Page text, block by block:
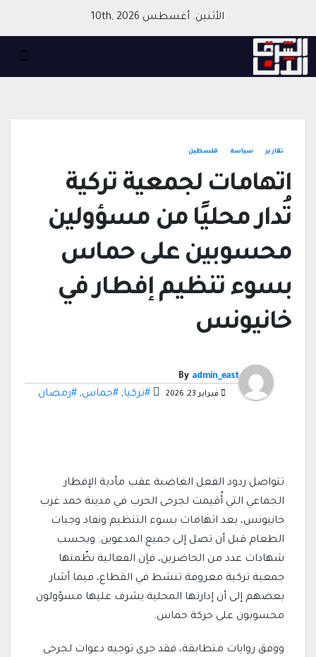
content
الأثنين. أغسطس 10th, 2026
تقارير سياسة فلسطين
اتهامات لجمعية تركية
تُدار محليًا من مسؤولين
محسوبين على حماس
بسوء تنظيم إفطار في
خانيونس
By admin_east
فبراير 23, 2026 #تركيا, #حماس, #رمضان
تتواصل ردود الفعل الغاضبة عقب مأدبة الإفطار
الجماعي التي أُقيمت لجرحى الحرب في مدينة حمد غرب
خانيونس، بعد اتهامات بسوء التنظيم ونفاد وجبات
الطعام قبل أن تصل إلى جميع المدعوين. وبحسب
شهادات عدد من الحاضرين، فإن الفعالية نظّمتها
جمعية تركية معروفة تنشط في القطاع، فيما أشار
بعضهم إلى أن إدارتها المحلية يشرف عليها مسؤولون
محسوبون على حركة حماس.
ووفق روايات متطابقة، فقد جرى توجيه دعوات لجرحى